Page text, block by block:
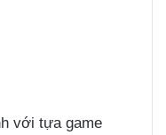
với tựa game